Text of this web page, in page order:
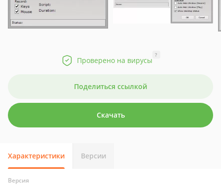
Проверено на вирусы
?
Поделиться ссылкой
Скачать
Характеристики Версии
Версия